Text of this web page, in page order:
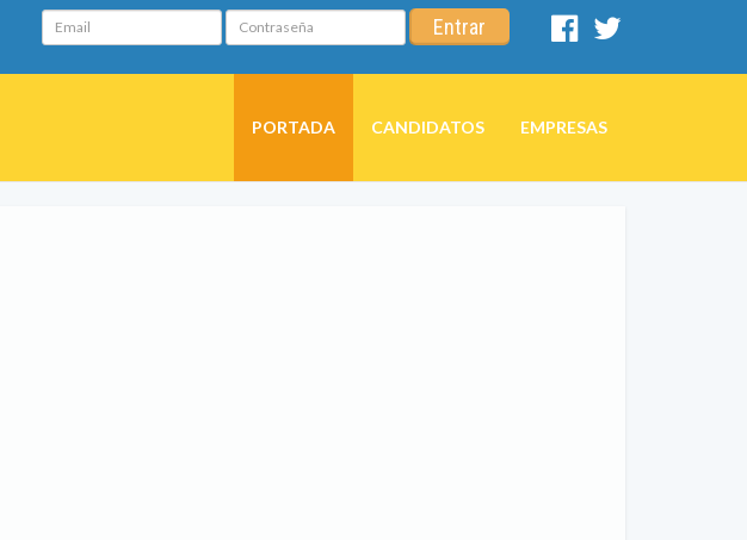
Email Contraseña Entrar
Facebook
PORTADA CANDIDATOS EMPRESAS